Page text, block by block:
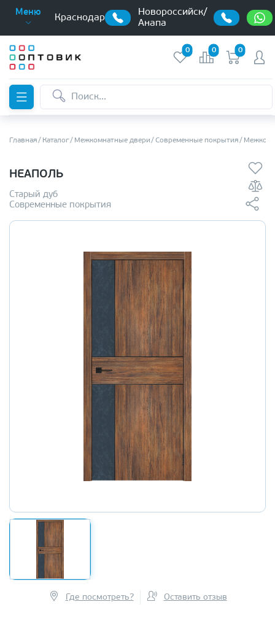
Меню
Краснодар
Новороссийск/
Анапа
0 0 0
Главная Каталог Межкомнатные двери Современные покрытия
НЕАПОЛЬ
Старый дуб
Современные покрытия
Где посмотреть? Оставить отзыв